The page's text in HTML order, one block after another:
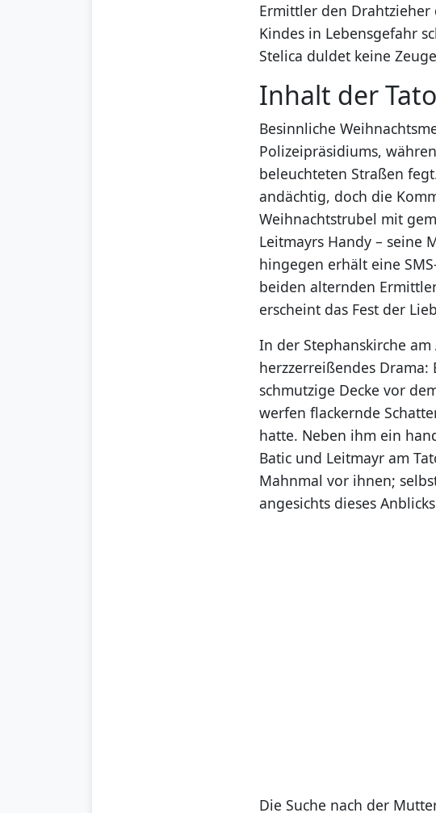
Ermittler den Drahtzieher
Kindes in Lebensgefahr
Stelica duldet keine
Inhalt der
Besinnliche
Polizeipräsidiums,
beleuchteten Straßen
andächtig, doch die
Weihnachtstrubel mit
Leitmayrs Handy – seine
hingegen erhält eine
beiden alternden
erscheint das Fest der
In der Stephanskirche
herzzerreißendes
schmutzige Decke vor
werfen flackernde
hatte. Neben ihm ein
Batic und Leitmayr am
Mahnmal vor ihnen;
angesichts dieses
Die Suche nach der